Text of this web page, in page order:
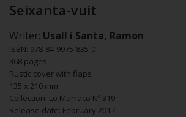
Seixanta-vuit
Writer: Usall i Santa, Ramon
ISBN: 978-84-9975-835-0
368 pages
Rustic cover with flaps
135 x 210 mm
Collection: Lo Marraco Nº 319
Release date: February 2017